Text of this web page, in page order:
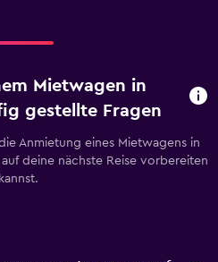
Mietwagen in
gestellte Fragen
Anmietung eines Mietwagens in
deine nächste Reise vorbereiten
kannst.